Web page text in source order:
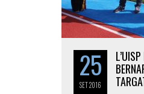
25
SET2016